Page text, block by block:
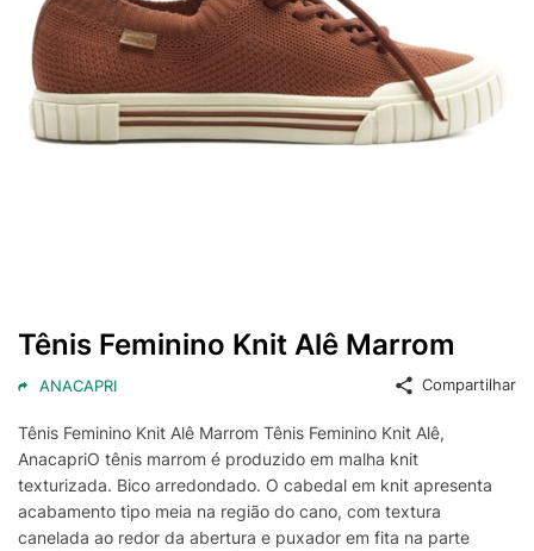
Tênis Feminino Knit Alê Marrom
ANACAPRI Compartilhar
Tênis Feminino Knit Alê Marrom Tênis Feminino Knit Alê,
AnacapriO tênis marrom é produzido em malha knit
texturizada. Bico arredondado. O cabedal em knit apresenta
acabamento tipo meia na região do cano, com textura
canelada ao redor da abertura e puxador em fita na parte